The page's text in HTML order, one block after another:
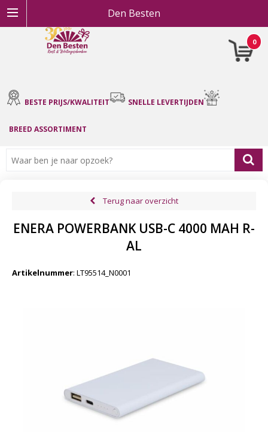
Den Besten
0
BESTE PRIJS/KWALITEIT SNELLE LEVERTIJDEN
BREED ASSORTIMENT
Terug naar overzicht
ENERA POWERBANK USB-C 4000 MAH R-
AL
Artikelnummer: LT95514_N0001